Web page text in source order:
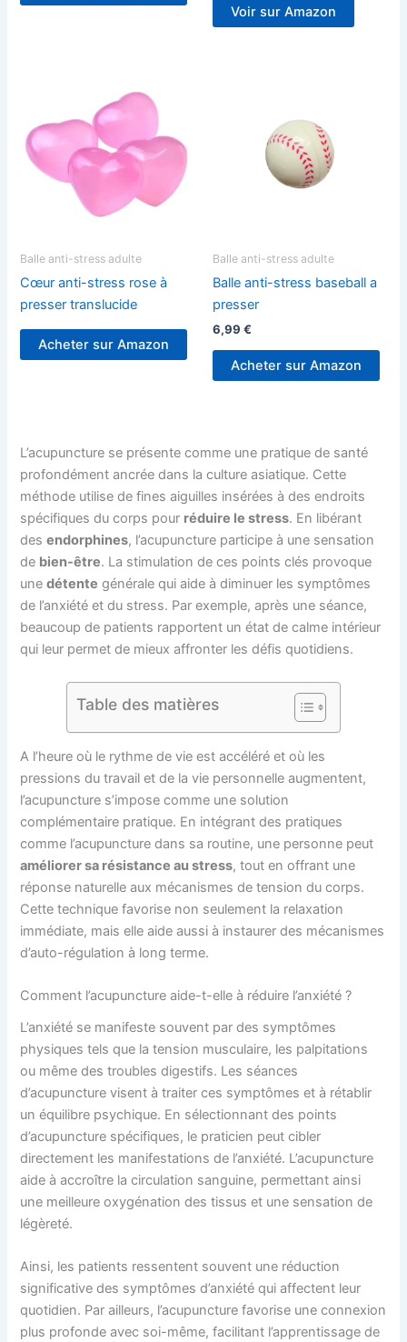
Voir sur Amazon
Balle anti-stress adulte
Cœur anti-stress rose à
presser translucide
Acheter sur Amazon
Balle anti-stress adulte
Balle anti-stress baseball a
presser
6,99 €
Acheter sur Amazon
L’acupuncture se présente comme une pratique de santé
profondément ancrée dans la culture asiatique. Cette
méthode utilise de fines aiguilles insérées à des endroits
spécifiques du corps pour réduire le stress. En libérant
desendorphines, l’acupuncture participe à une sensation
de bien-être. La stimulation de ces points clés provoque
unedétente générale qui aide à diminuer les symptômes
de l’anxiété et du stress. Par exemple, après une séance,
beaucoup de patients rapportent un état de calme intérieur
qui leur permet de mieux affronter les défis quotidiens.
Table des matières
A l’heure où le rythme de vie est accéléré et où les
pressions du travail et de la vie personnelle augmentent,
l’acupuncture s’impose comme une solution
complémentaire pratique. En intégrant des pratiques
comme l’acupuncture dans sa routine, une personne peut
améliorer sa résistance au stress, tout en offrant une
réponse naturelle aux mécanismes de tension du corps.
Cette technique favorise non seulement la relaxation
immédiate, mais elle aide aussi à instaurer des mécanismes
d’auto-régulation à long terme.
Comment l’acupuncture aide-t-elle à réduire l’anxiété ?
L’anxiété se manifeste souvent par des symptômes
physiques tels que la tension musculaire, les palpitations
ou même des troubles digestifs. Les séances
d’acupuncture visent à traiter ces symptômes et à rétablir
un équilibre psychique. En sélectionnant des points
d’acupuncture spécifiques, le praticien peut cibler
directement les manifestations de l’anxiété. L’acupuncture
aide à accroître la circulation sanguine, permettant ainsi
une meilleure oxygénation des tissus et une sensation de
légèreté.
Ainsi, les patients ressentent souvent une réduction
significative des symptômes d’anxiété qui affectent leur
quotidien. Par ailleurs, l’acupuncture favorise une connexion
plus profonde avec soi-même, facilitant l’apprentissage de